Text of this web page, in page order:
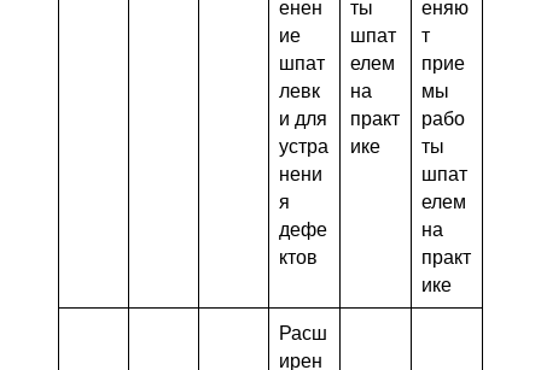
енен
ие
шпат
левк
и для
устра
нени
я
дефе
ктов
ты
шпат
елем
на
практ
ике
еняю
т
прие
мы
рабо
ты
шпат
елем
на
практ
ике
Расш
ирен